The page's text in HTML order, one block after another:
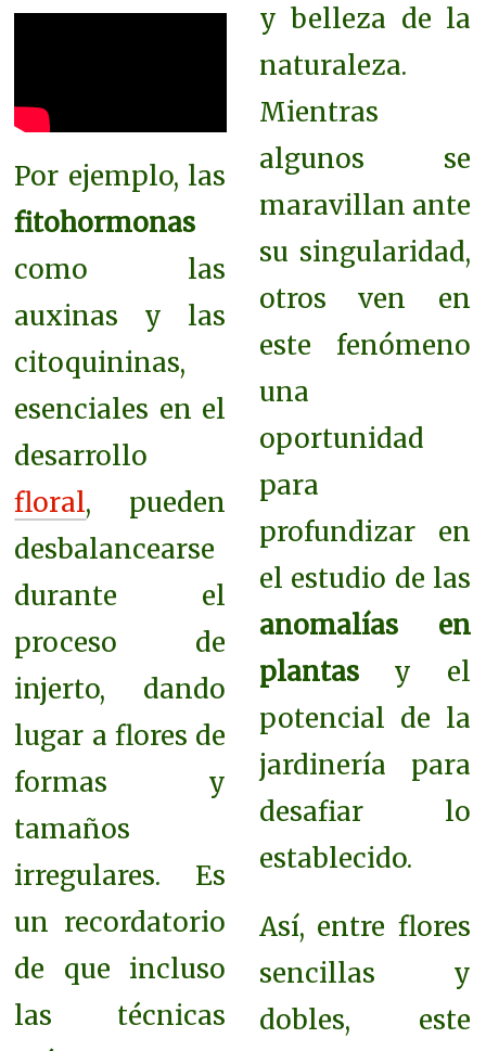
Por ejemplo, las
fitohormonas
como las
auxinas y las
citoquininas,
esenciales en el
desarrollo
floral, pueden
desbalancearse
durante el
proceso de
injerto, dando
lugar a flores de
formas y
tamaños
irregulares. Es
un recordatorio
de que incluso
las técnicas
y belleza de la
naturaleza.
Mientras
algunos se
maravillan ante
su singularidad,
otros ven en
este fenómeno
una
oportunidad
para
profundizar en
el estudio de las
anomalías en
plantasy el
potencial de la
jardinería para
desafiar lo
establecido.
Así, entre flores
sencillas y
dobles, este